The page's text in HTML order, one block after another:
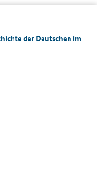
der Deutschen im